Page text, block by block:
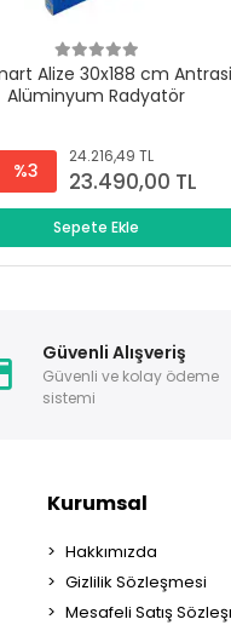
Alize 30x188 cm
Alüminyum Radyatör
%3
24.216,49 TL
23.490,00 TL
Sepete Ekle
Güvenli Alışveriş
Güvenli ve kolay ödeme
sistemi
Kurumsal
Hakkımızda
Gizlilik Sözleşmesi
Mesafeli Satış